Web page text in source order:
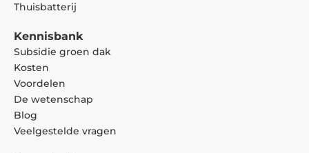
Thuisbatterij
Kennisbank
Subsidie groen dak
Kosten
Voordelen
De wetenschap
Blog
Veelgestelde vragen